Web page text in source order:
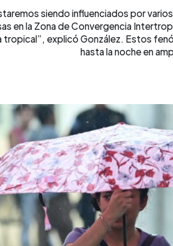
mantenerse informado por medios
siendo influenciados por
en la Zona de Convergencia
tropical”, explicó González. Estos
hasta la noche en